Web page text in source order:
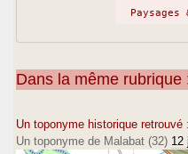
Dans la même rubrique
Un toponyme historique retrouvé
Un toponyme de Malabat (32) 12